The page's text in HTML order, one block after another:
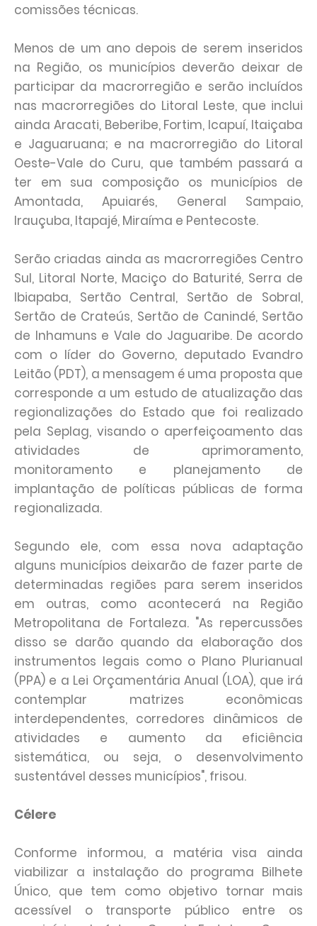
comissões técnicas.
Menos de um ano depois de serem inseridos
na Região, os municípios deverão deixar de
participar da macrorregião e serão incluídos
nas macrorregiões do Litoral Leste, que inclui
ainda Aracati, Beberibe, Fortim, Icapuí, Itaiçaba
e Jaguaruana; e na macrorregião do Litoral
Oeste-Vale do Curu, que também passará a
ter em sua composição os municípios de
Amontada, Apuiarés, General Sampaio,
Irauçuba, Itapajé, Miraíma e Pentecoste.
Serão criadas ainda as macrorregiões Centro
Sul, Litoral Norte, Maciço do Baturité, Serra de
Ibiapaba, Sertão Central, Sertão de Sobral,
Sertão de Crateús, Sertão de Canindé, Sertão
de Inhamuns e Vale do Jaguaribe. De acordo
com o líder do Governo, deputado Evandro
Leitão (PDT), a mensagem é uma proposta que
corresponde a um estudo de atualização das
regionalizações do Estado que foi realizado
pela Seplag, visando o aperfeiçoamento das
atividades de aprimoramento,
monitoramento e planejamento de
implantação de políticas públicas de forma
regionalizada.
Segundo ele, com essa nova adaptação
alguns municípios deixarão de fazer parte de
determinadas regiões para serem inseridos
em outras, como acontecerá na Região
Metropolitana de Fortaleza. "As repercussões
disso se darão quando da elaboração dos
instrumentos legais como o Plano Plurianual
(PPA) e a Lei Orçamentária Anual (LOA), que irá
contemplar matrizes econômicas
interdependentes, corredores dinâmicos de
atividades e aumento da eficiência
sistemática, ou seja, o desenvolvimento
sustentável desses municípios", frisou.
Célere
Conforme informou, a matéria visa ainda
viabilizar a instalação do programa Bilhete
Único, que tem como objetivo tornar mais
acessível o transporte público entre os